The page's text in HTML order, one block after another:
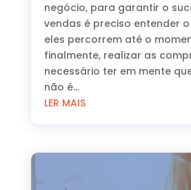
negócio, para garantir o
vendas é preciso entender
eles percorrem até o
finalmente, realizar as
necessário ter em mente
não é...
LER MAIS